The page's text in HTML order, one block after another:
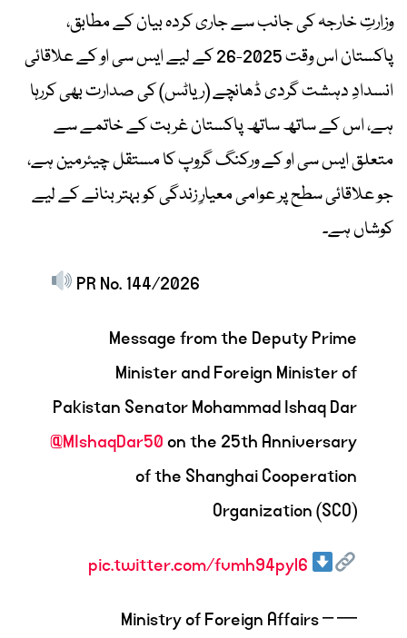
وزارتِ خارجہ کی جانب سے جاری کردہ بیان کے مطابق،
پاکستان اس وقت 2025-26 کے لیے ایس سی او کے علاقائی
انسدادِ دہشت گردی ڈھانچے (ریاٹس) کی صدارت بھی کررہا
ہے، اس کے ساتھ ساتھ پاکستان غربت کے خاتمے سے
متعلق ایس سی او کے ورکنگ گروپ کا مستقل چیئرمین ہے،
جو علاقائی سطح پر عوامی معیارِ زندگی کو بہتر بنانے کے لیے
کوشاں ہے۔
PR No. 144/2026
Message from the Deputy Prime
Minister and Foreign Minister of
Pakistan Senator Mohammad Ishaq Dar
@MIshaqDar50on the 25th Anniversary
of the Shanghai Cooperation
Organization (SCO)
pic.twitter.com/fvmh94pyl6
— Ministry of Foreign Affairs –